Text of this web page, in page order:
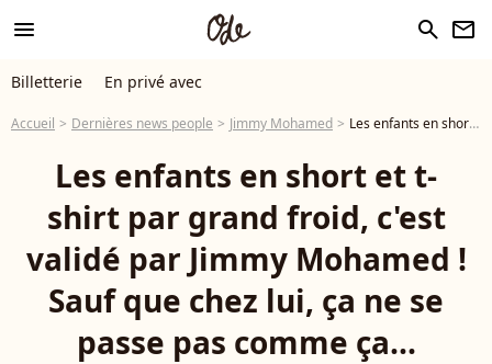
menu search newsletter
Billetterie En privé avec
Accueil Dernières news people Jimmy Mohamed Les enfants en short et t-shirt par grand froid, c'est validé par Jimmy Mohamed ! Sauf que chez lui, ça ne se passe pas comme ça...
Les enfants en short et t-
shirt par grand froid, c'est
validé par Jimmy Mohamed !
Sauf que chez lui, ça ne se
passe pas comme ça...